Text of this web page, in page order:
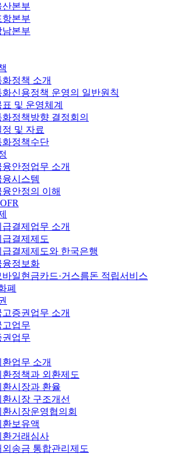
산본부
항본부
남본부
화정책 소개
화신용정책 운영의 일반원칙
표 및 운영체계
화정책방향 결정회의
정 및 자료
화정책수단
융안정업무 소개
융시스템
융안정의 이해
급결제업무 소개
급결제제도
급결제제도와 한국은행
융정보화
바일현금카드·거스름돈 적립서비스
폐
고증권업무 소개
고업무
권업무
환업무 소개
환정책과 외환제도
환시장과 환율
환시장 구조개선
환시장운영협의회
환보유액
환거래심사
외송금 통합관리제도